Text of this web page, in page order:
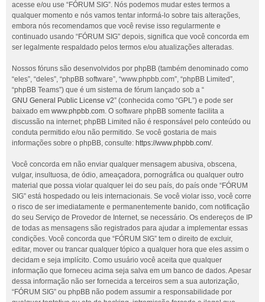
acesse e/ou use “FÓRUM SIG”. Nós podemos mudar estes termos a
qualquer momento e nós vamos tentar informá-lo sobre tais alterações,
embora nós recomendamos que você revise isso regularmente e
continuado usando “FÓRUM SIG” depois, significa que você concorda em
ser legalmente respaldado pelos termos e/ou atualizações alteradas.
Nossos fóruns são desenvolvidos por phpBB (também denominado como
“eles”, “deles”, “phpBB software”, “www.phpbb.com”, “phpBB Limited”,
“phpBB Teams”) que é um sistema de fórum lançado sob a “
GNU General Public License v2” (conhecida como “GPL”) e pode ser
baixado em www.phpbb.com. O software phpBB somente facilita a
discussão na internet; phpBB Limited não é responsável pelo conteúdo ou
conduta permitido e/ou não permitido. Se você gostaria de mais
informações sobre o phpBB, consulte: https://www.phpbb.com/.
Você concorda em não enviar qualquer mensagem abusiva, obscena,
vulgar, insultuosa, de ódio, ameaçadora, pornográfica ou qualquer outro
material que possa violar qualquer lei do seu país, do país onde “FÓRUM
SIG” está hospedado ou leis internacionais. Se você violar isso, você corre
o risco de ser imediatamente e permanentemente banido, com notificação
do seu Serviço de Provedor de Internet, se necessário. Os endereços de IP
de todas as mensagens são registrados para ajudar a implementar essas
condições. Você concorda que “FÓRUM SIG” tem o direito de excluir,
editar, mover ou trancar qualquer tópico a qualquer hora que eles assim o
decidam e seja implícito. Como usuário você aceita que qualquer
informação que forneceu acima seja salva em um banco de dados. Apesar
dessa informação não ser fornecida a terceiros sem a sua autorização,
“FÓRUM SIG” ou phpBB não podem assumir a responsabilidade por